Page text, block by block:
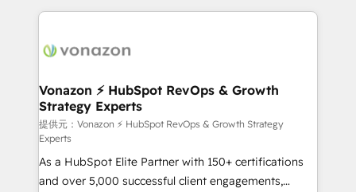
l'international, nous travaillons avec des ETI
delà d’une simple transformation digitale et des
➤ L’intégration de CRM et de méthodologie RevOps
pour aligner les équipes marketing, commerciales et
support client (data migration, synchronisation API,
audit et maintenance) ➤ La création de sites internet
de conversion qui transforment les visiteurs en
opportunités d'affaires ➤ La mise en place de
Vonazon ⚡ HubSpot RevOps & Growth
Strategy Experts
提供元：Vonazon ⚡ HubSpot RevOps & Growth Strategy
Experts
As a HubSpot Elite Partner with 150+ certifications
and over 5,000 successful client engagements,